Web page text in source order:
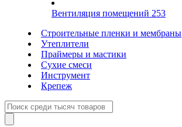
Вентиляция помещений 253
Строительные пленки и мембраны
Утеплители
Праймеры и мастики
Сухие смеси
Инструмент
Крепеж